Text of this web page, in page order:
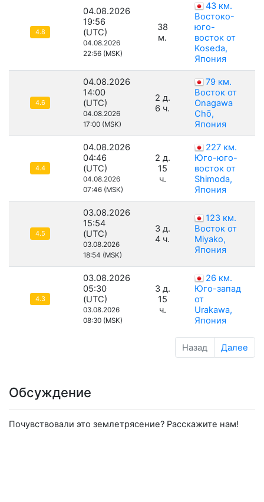
4.8
04.08.2026
19:56
(UTC)
04.08.2026
22:56 (MSK)
38
м.
43 км.
Востоко-
юго-
восток от
Koseda,
Япония
4.6
04.08.2026
14:00
(UTC)
04.08.2026
17:00 (MSK)
2 д.
6 ч.
79 км.
Восток от
Onagawa
Chō,
Япония
4.4
04.08.2026
04:46
(UTC)
04.08.2026
07:46 (MSK)
2 д.
15
ч.
227 км.
Юго-юго-
восток от
Shimoda,
Япония
4.5
03.08.2026
15:54
(UTC)
03.08.2026
18:54 (MSK)
3 д.
4 ч.
123 км.
Восток от
Miyako,
Япония
4.3
03.08.2026
05:30
(UTC)
03.08.2026
08:30 (MSK)
3 д.
15
ч.
26 км.
Юго-запад
от
Urakawa,
Япония
Назад Далее
Обсуждение
Почувствовали это землетрясение? Расскажите нам!